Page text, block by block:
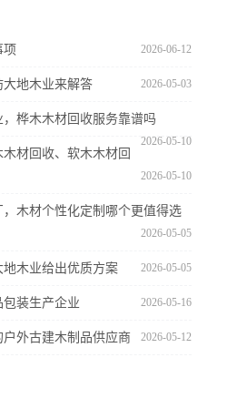
项 2026-06-12
地木业来解答 2026-05-03
桦木木材回收服务靠谱吗
2026-05-10
材回收、软木木材回
2026-05-10
木材个性化定制哪个更值得选
2026-05-05
木业给出优质方案 2026-05-05
装生产企业 2026-05-16
外古建木制品供应商 2026-05-12